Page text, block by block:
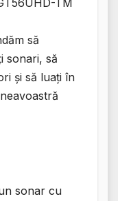
TM
să
sonari, să
și să luați în
sonar cu